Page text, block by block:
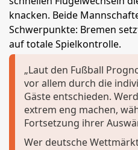
knacken. Beide
Schwerpunkte: Bremen
auf totale Spielkontrolle.
„Laut den Fußball
vor allem durch die
Gäste entschieden.
extrem eng machen,
Fortsetzung ihrer
Wer deutsche